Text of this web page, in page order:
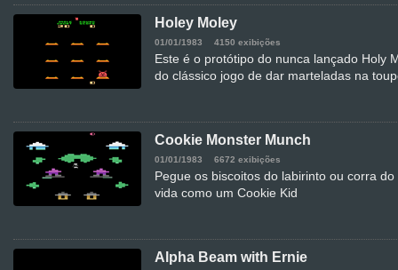
Holey Moley
01/01/1983 4150 exibições
Este é o protótipo do nunca lançado Holy
do clássico jogo de dar marteladas na
Cookie Monster Munch
01/01/1983 6672 exibições
Pegue os biscoitos do labirinto ou corra
vida como um Cookie Kid
Alpha Beam with Ernie